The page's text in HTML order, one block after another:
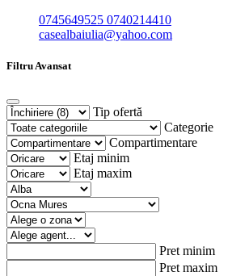
0745649525 0740214410
casealbaiulia@yahoo.com
Filtru Avansat
Tip ofertă
Categorie
Compartimentare
Etaj minim
Etaj maxim
Pret minim
Pret maxim